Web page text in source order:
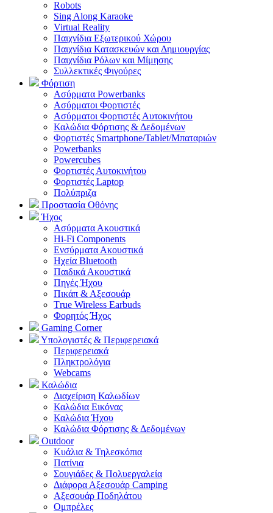
Robots
Sing Along Karaoke
Virtual Reality
Παιχνίδια Εξωτερικού Χώρου
Παιχνίδια Κατασκευών και Δημιουργίας
Παιχνίδια Ρόλων και Μίμησης
Συλλεκτικές Φιγούρες
Φόρτιση
Ασύρματα Powerbanks
Aσύρματοι Φορτιστές
Ασύρματοι Φορτιστές Αυτοκινήτου
Καλώδια Φόρτισης & Δεδομένων
Φορτιστές Smartphone/Tablet/Μπαταριών
Powerbanks
Powercubes
Φορτιστές Αυτοκινήτου
Φορτιστές Laptop
Πολύπριζα
Προστασία Οθόνης
Ήχος
Ασύρματα Ακουστικά
Hi-Fi Components
Ενσύρματα Ακουστικά
Ηχεία Bluetooth
Παιδικά Ακουστικά
Πηγές Ήχου
Πικάπ & Αξεσουάρ
Τrue Wireless Earbuds
Φορητός Ήχος
Gaming Corner
Υπολογιστές & Περιφερειακά
Περιφερειακά
Πληκτρολόγια
Webcams
Καλώδια
Διαχείριση Καλωδίων
Καλώδια Εικόνας
Καλώδια Ήχου
Καλώδια Φόρτισης & Δεδομένων
Outdoor
Κυάλια & Τηλεσκόπια
Πατίνια
Σουγιάδες & Πολυεργαλεία
Διάφορα Αξεσουάρ Camping
Αξεσουάρ Ποδηλάτου
Ομπρέλες